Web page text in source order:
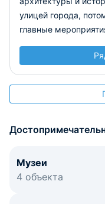
улицей города,
главные
Музеи
4 объекта